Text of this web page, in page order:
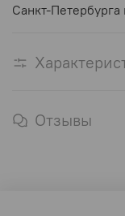
Санкт-Петербурга
Отзывы